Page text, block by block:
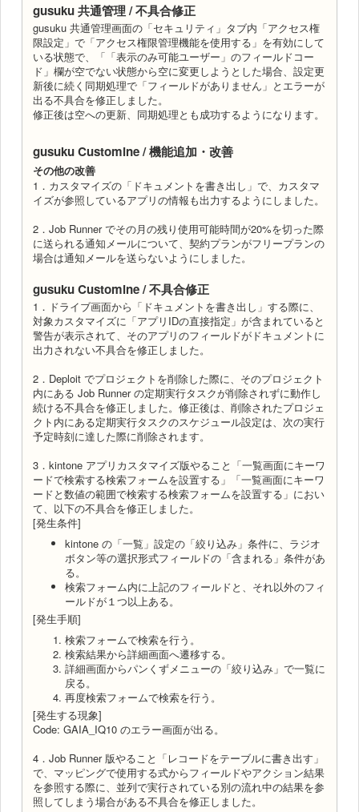
gusuku 共通管理 / 不具合修正
gusuku 共通管理画面の「セキュリティ」タブ内「アクセス権
限設定」で「アクセス権限管理機能を使用する」を有効にして
いる状態で、「「表示のみ可能ユーザー」のフィールドコー
ド」欄が空でない状態から空に変更しようとした場合、設定更
新後に続く同期処理で「フィールドがありません」とエラーが
出る不具合を修正しました。
修正後は空への更新、同期処理とも成功するようになります。
gusuku Customine / 機能追加・改善
その他の改善
1．カスタマイズの「ドキュメントを書き出し」で、カスタマ
イズが参照しているアプリの情報も出力するようにしました。
2．Job Runner でその月の残り使用可能時間が20%を切った際
に送られる通知メールについて、契約プランがフリープランの
場合は通知メールを送らないようにしました。
gusuku Customine / 不具合修正
1．ドライブ画面から「ドキュメントを書き出し」する際に、
対象カスタマイズに「アプリIDの直接指定」が含まれていると
警告が表示されて、そのアプリのフィールドがドキュメントに
出力されない不具合を修正しました。
2．Deploit でプロジェクトを削除した際に、そのプロジェクト
内にある Job Runner の定期実行タスクが削除されずに動作し
続ける不具合を修正しました。修正後は、削除されたプロジェ
クト内にある定期実行タスクのスケジュール設定は、次の実行
予定時刻に達した際に削除されます。
3．kintone アプリカスタマイズ版やること「一覧画面にキーワ
ードで検索する検索フォームを設置する」「一覧画面にキーワ
ードと数値の範囲で検索する検索フォームを設置する」におい
て、以下の不具合を修正しました。
[発生条件]
kintone の「一覧」設定の「絞り込み」条件に、ラジオ
ボタン等の選択形式フィールドの「含まれる」条件があ
る。
検索フォーム内に上記のフィールドと、それ以外のフィ
ールドが１つ以上ある。
[発生手順]
検索フォームで検索を行う。
検索結果から詳細画面へ遷移する。
詳細画面からパンくずメニューの「絞り込み」で一覧に
戻る。
再度検索フォームで検索を行う。
[発生する現象]
Code: GAIA_IQ10 のエラー画面が出る。
4．Job Runner 版やること「レコードをテーブルに書き出す」
で、マッピングで使用する式からフィールドやアクション結果
を参照する際に、並列で実行されている別の流れ中の結果を参
照してしまう場合がある不具合を修正しました。